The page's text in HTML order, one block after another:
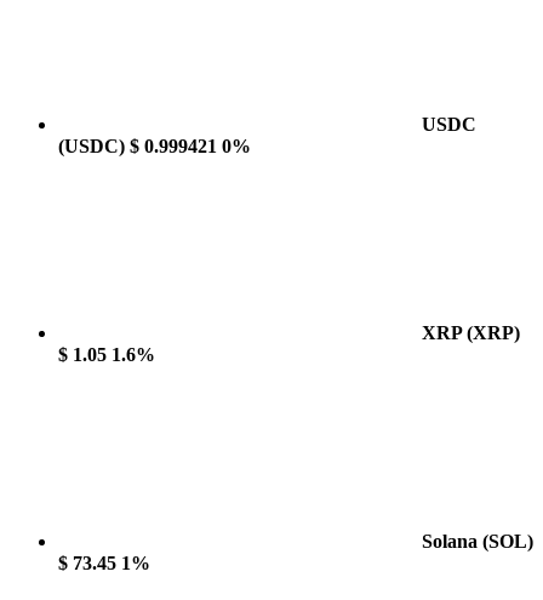
USDC
(USDC) $ 0.999421 0%
XRP(XRP)
$ 1.05 1.6%
Solana (SOL)
$ 73.45 1%